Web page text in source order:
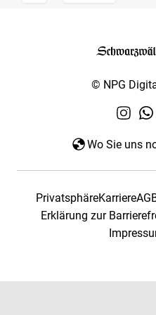
© NPG
Wo Sie uns
PrivatsphäreKarriere
Erklärung zur